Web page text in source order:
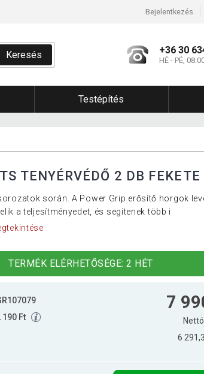
Bejelentkezés
Keresés +36 30
HÉ - PÉ,
Testépítés
TENYÉRVÉDŐ 2 DB FEKETE
során. A Power Grip erősítő horgok
a teljesítményedet, és segítenek több i
TERMÉK ELÉRHETŐSÉGE: 2 HÉT
190 Ft
7
6